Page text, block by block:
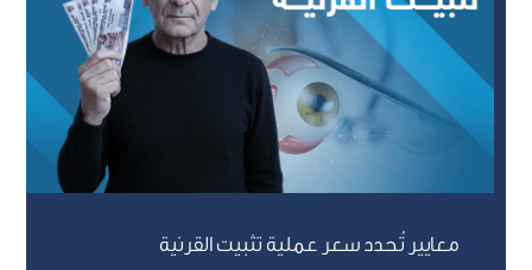
معايير تُحدد سعر عملية تثبيت القرنية